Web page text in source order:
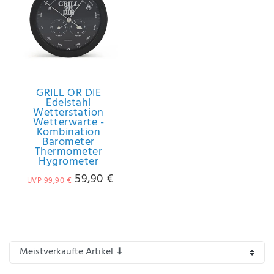
IHRE E-MAIL ADRESSE
ANMERKUNGEN UND FILTERWÜNSCHE
Hiermit
bestätige
ich, dass
ich die
habe.
GRILL OR DIE
Edelstahl
Wetterstation
Wetterwarte -
Kombination
Barometer
Thermometer
Hygrometer
UVP 99,90 € 59,90 €